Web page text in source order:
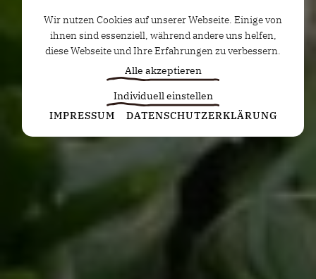
Wir nutzen Cookies auf unserer Webseite. Einige von
ihnen sind essenziell, während andere uns helfen,
diese Webseite und Ihre Erfahrungen zu verbessern.
Alle akzeptieren
Individuell einstellen
Statistiken
Diese Cookies erfassen anonyme Statistiken. Diese
Informationen helfen uns zu verstehen, wie wir
Google Analytics
Marketing
IMPRESSUM DATENSCHUTZERKLÄRUNG